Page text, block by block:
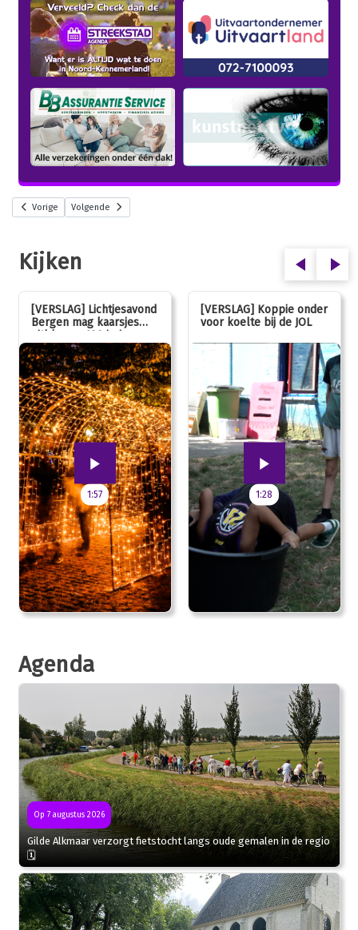
Vorige Volgende
Kijken
[VERSLAG] Lichtjesavond
Bergen mag kaarsjes
uitblazen: 100 jarig
jubileum!
1:57
[VERSLAG] Koppie onder
voor koelte bij de JOL
1:28
Agenda
Op 7 augustus 2026
Gilde Alkmaar verzorgt fietstocht langs oude gemalen in de regio
🗓